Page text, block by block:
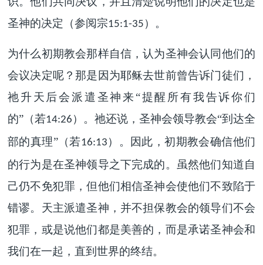
圣神的决定（参阅宗15:1-35 ）。
为什么初期教会那样自信，认为圣神会认同他们的
会议决定呢？那是因为耶稣去世前曾告诉门徒们，
祂升天后会派遣圣神来“提醒所有我告诉你们
的”（若14:26 ）。祂还说，圣神会领导教会“到达全
部的真理”（若16:13 ）。因此，初期教会确信他们
的行为是在圣神领导之下完成的。虽然他们知道自
己仍不免犯罪，但他们相信圣神会使他们不致陷于
错谬。天主派遣圣神，并不担保教会的领导们不会
犯罪，或是说他们都是美善的，而是承诺圣神会和
我们在一起，直到世界的终结。